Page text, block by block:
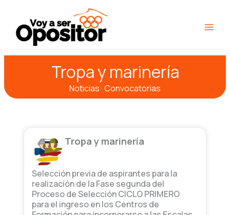
contenido
Tropa y marinería
Noticias · Convocatorias
Tropa y marinería
Selección previa de aspirantes para la
realización de la Fase segunda del
Proceso de Selección CICLO PRIMERO
para el ingreso en los Centros de